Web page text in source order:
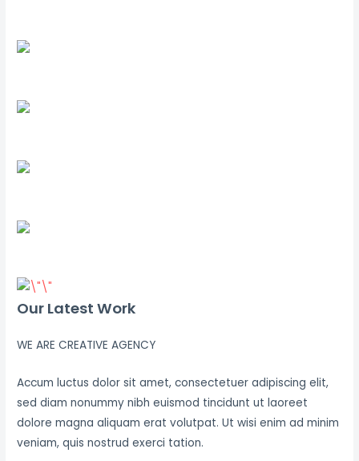
Our Latest Work
WE ARE CREATIVE AGENCY
Accum luctus dolor sit amet, consectetuer adipiscing elit,
sed diam nonummy nibh euismod tincidunt ut laoreet
dolore magna aliquam erat volutpat. Ut wisi enim ad minim
veniam, quis nostrud exerci tation.